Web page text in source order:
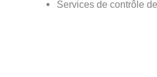
Services de contrôle